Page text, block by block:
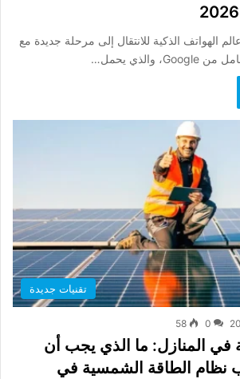
يستعد عالم الهواتف الذكية للانتقال إلى مرحلة جديدة مع
تقنيات جديدة
0
58
في المنازل: ما الذي يجب أن
نظام الطاقة الشمسية في